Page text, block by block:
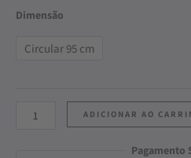
Dimensão
Circular 95 cm
ADICIONAR AO
Pagamento